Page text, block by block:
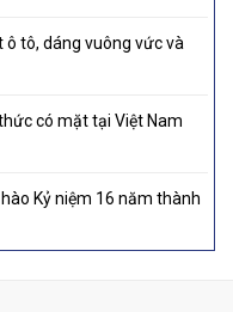
ô tô, dáng vuông vức và
có mặt tại Việt Nam
Kỷ niệm 16 năm thành